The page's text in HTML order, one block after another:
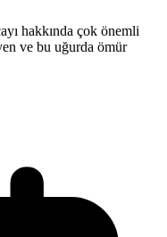
hakkında çok önemli
ve bu uğurda ömür